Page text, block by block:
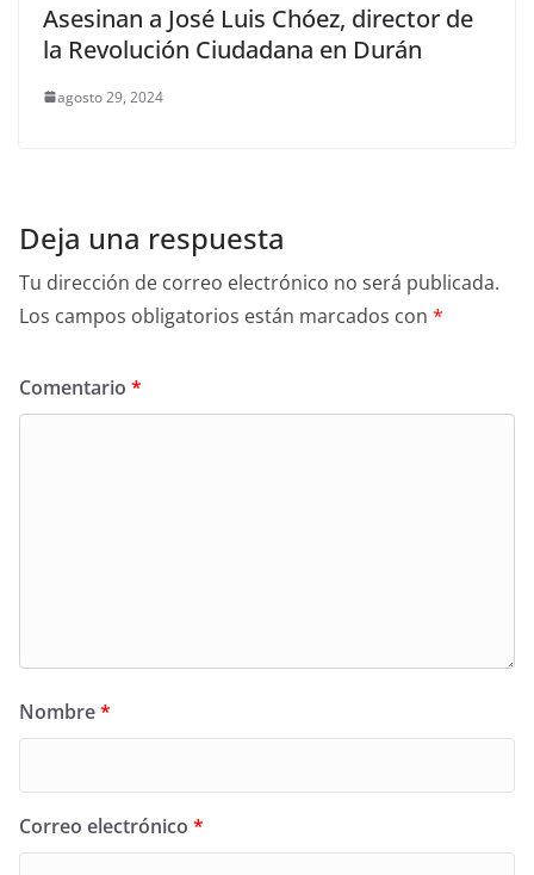
Asesinan a José Luis Chóez, director de
la Revolución Ciudadana en Durán
agosto 29, 2024
Deja una respuesta
Tu dirección de correo electrónico no será publicada.
Los campos obligatorios están marcados con *
Comentario *
Nombre*
Correo electrónico *